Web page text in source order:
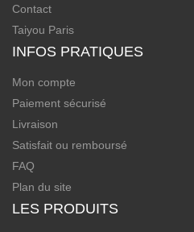
Contact
Taiyou Paris
INFOS PRATIQUES
Mon compte
Paiement sécurisé
Livraison
Satisfait ou remboursé
FAQ
Plan du site
LES PRODUITS